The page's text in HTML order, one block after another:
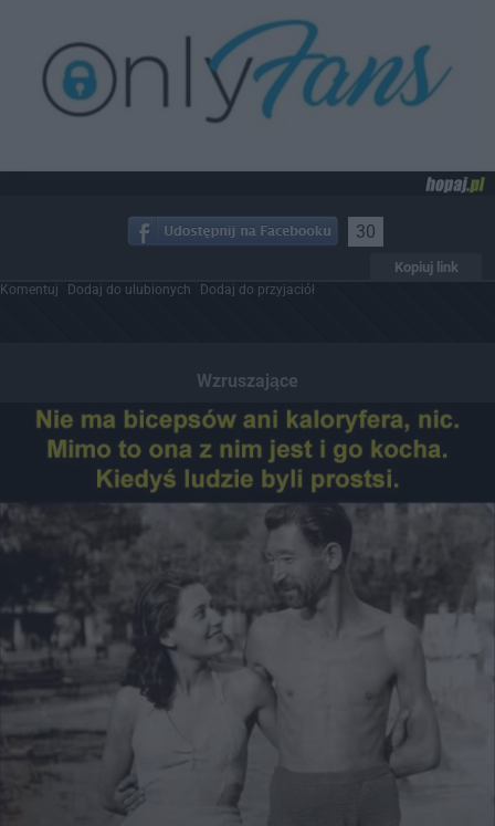
30
Kopiuj link
Komentuj Dodaj do ulubionych Dodaj do przyjaciół
Wzruszające